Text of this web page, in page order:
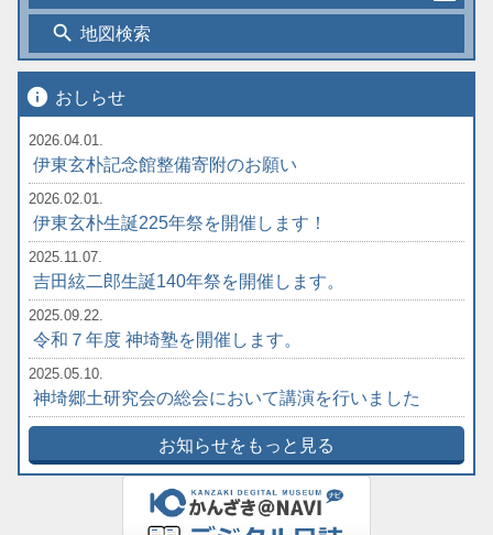
search 地図検索
info おしらせ
2026.04.01.
伊東玄朴記念館整備寄附のお願い
2026.02.01.
伊東玄朴生誕225年祭を開催します！
2025.11.07.
吉田絃二郎生誕140年祭を開催します。
2025.09.22.
令和７年度 神埼塾を開催します。
2025.05.10.
神埼郷土研究会の総会において講演を行いました
お知らせをもっと見る